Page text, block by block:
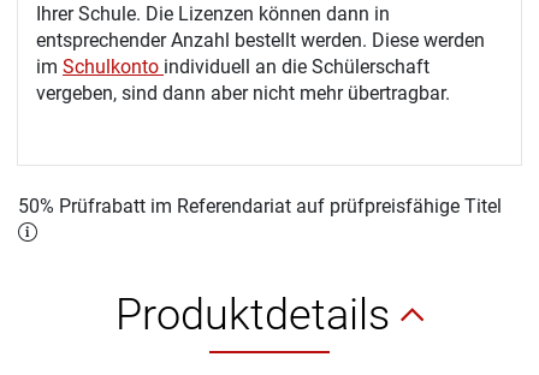
Ihrer Schule. Die Lizenzen können dann in
entsprechender Anzahl bestellt werden. Diese werden
im Schulkonto individuell an die Schülerschaft
vergeben, sind dann aber nicht mehr übertragbar.
50% Prüfrabatt im Referendariat auf prüfpreisfähige Titel
Produktdetails